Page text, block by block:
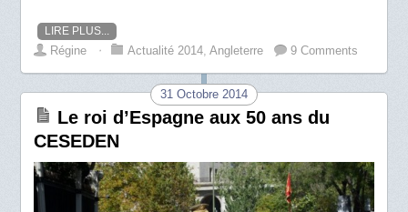
LIRE PLUS...
Régine ⋅ Actualité 2014,Angleterre 9 Comments
31 Octobre 2014
Le roi d’Espagne aux 50 ans du
CESEDEN